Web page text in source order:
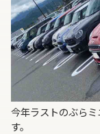
今年ラストのぶら
す。